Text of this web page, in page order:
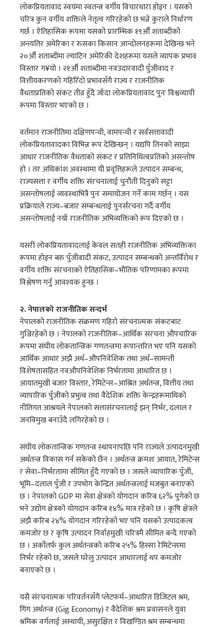
लोकप्रियतावाद स्वयंमा स्वतन्त्र वर्गीय विचारधारा होइन । यसको
चरित्र कुन वर्गीय शक्तिले नेतृत्व गरिरहेको छ भन्ने कुराले निर्धारण
गर्छ । ऐतिहासिक रूपमा यसको प्रारम्भिक १९औँ शताब्दीको
अन्त्यतिर अमेरिका र रुसका किसान आन्दोलनहरूमा देखिन्छ भने
२०औँ शताब्दीमा ल्याटिन अमेरिकी देशहरूमा यसले व्यापक प्रभाव
विस्तार ग¥यो । २१औँ शताब्दीमा नवउदारवादी पुँजीवाद र
वित्तीयकरणको गहिरिँदो प्रभावसँगै राज्य र राजनीतिक
वैधताप्रतिको संकट तीव्र हुँदै जाँदा लोकप्रियतावाद पुनः विश्वव्यापी
रूपमा विस्तार भएको छ ।
वर्तमान राजनीतिमा दक्षिणपन्थी, वामपन्थी र सर्वसत्तावादी
लोकप्रियतावादका विभिन्न रूप देखिन्छन् । यद्यपि तिनको साझा
आधार राजनीतिक वैधताको संकट र प्रतिनिधित्वप्रतिको असन्तोष
हो । तर अधिकांश अवस्थामा यी प्रवृत्तिहरूले उत्पादन सम्बन्ध,
राज्यसत्ता र वर्गीय शक्ति संरचनालाई चुनौती दिनुको सट्टा
असन्तोषलाई व्यवस्थाभित्रै पुनः समायोजन गर्ने काम गर्छन् । यस
प्रक्रियाले राज्य–बजार सम्बन्धलाई पुनर्संरचना गर्दै वर्गीय
असन्तोषलाई नयाँ राजनीतिक अभिव्यक्तिको रूप दिएको छ ।
यसरी लोकप्रियतावादलाई केवल सतही राजनीतिक अभिव्यक्तिका
रूपमा होइन बरु पुँजीवादी संकट, उत्पादन सम्बन्धको अन्तर्विरोध र
वर्गीय शक्ति संरचनाको ऐतिहासिक–भौतिक परिणामका रूपमा
विश्लेषण गर्नु आवश्यक हुन्छ ।
२. नेपालको राजनीतिक सन्दर्भ
नेपालको राजनीतिक संक्रमण गहिरो संरचनात्मक संकटबाट
गुज्रिरहेको छ । नेपालको राजनीतिक–आर्थिक संरचना औपचारिक
रूपमा संघीय लोकतान्त्रिक गणतन्त्रमा रूपान्तरित भए पनि यसको
आर्थिक आधार अझै अर्ध–औपनिवेशिक तथा अर्ध–सामन्ती
विशेषतासहित नवऔपनिवेशिक निर्भरतामा आधारित छ ।
आयातमुखी बजार विस्तार, रेमिटेन्स–आश्रित अर्थतन्त्र, वित्तीय तथा
व्यापारिक पुँजीको प्रभुत्व तथा वैदेशिक शक्ति केन्द्रहरूमाथिको
नीतिगत आश्रयले नेपालको सत्तासंरचनालाई झन् निर्भर, दलाल र
जनविमुख बनाउँदै लगिरहेको छ ।
संघीय लोकतान्त्रिक गणतन्त्र स्थापनापछि पनि राज्यले उत्पादनमुखी
अर्थतन्त्र विकास गर्न सकेको छैन । अर्थतन्त्र क्रमशः आयात, रेमिटेन्स
र सेवा–निर्भरतामा सीमित हुँदै गएको छ । जसले व्यापारिक पुँजी,
भूमि–दलाल पुँजी र उपभोग केन्द्रित अर्थतन्त्रलाई मजबुत बनाएको
छ । नेपालको GDP मा सेवा क्षेत्रको योगदान करिब ६२% पुगेको छ
भने उद्योग क्षेत्रको योगदान करिब १४% मात्र रहेको छ । कृषि क्षेत्रले
अझै करिब २४% योगदान गरिरहेको भए पनि यसको उत्पादकत्व
कमजोर छ र कृषि उत्पादन निर्वाहमुखी चरित्रमै सीमित बन्दै गएको
छ । अर्कोतर्फ कुल अर्थतन्त्रको करिब २५% हिस्सा रेमिटेन्समा
निर्भर रहेको छ, जसले घरेलु उत्पादन आधारलाई थप कमजोर
बनाएको छ ।
यसै संरचनात्मक परिवर्तनसँगै प्लेटफर्म–आधारित डिजिटल श्रम,
गिग अर्थतन्त्र (Gig Economy) र वैदेशिक श्रम प्रवासनले युवा
श्रमिक वर्गलाई अस्थायी, असुरक्षित र विखण्डित श्रम सम्बन्धमा